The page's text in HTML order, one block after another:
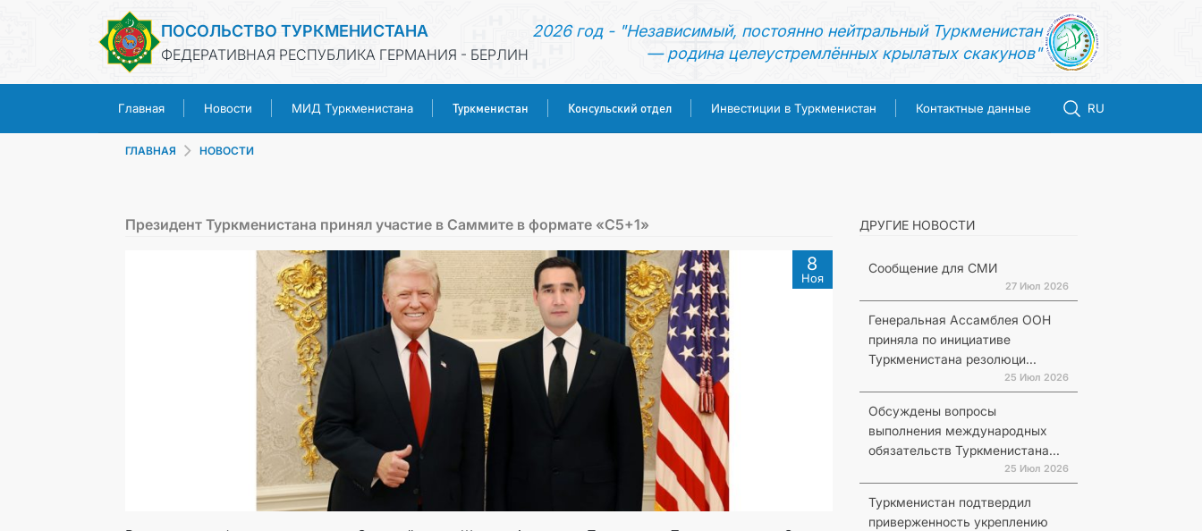
ПОСОЛЬСТВО ТУРКМЕНИСТАНА
ФЕДЕРАТИВНАЯ РЕСПУБЛИКА ГЕРМАНИЯ - БЕРЛИН
2026 год - "Независимый, постоянно нейтральный Туркменистан
— родина целеустремлённых крылатых скакунов"
Главная Новости МИД Туркменистана Туркменистан Консульский отдел Инвестиции в Туркменистан Контактные данные RU
МИД ТУРКМЕНИСТАНА
ТУРКМЕНИСТАН
КОНСУЛЬСКИЙ ОТДЕЛ
ИНВЕСТИЦИИ В ТУРКМЕНИСТАН
КОНТАКТНЫЕ ДАННЫЕ
ГЛАВНАЯ НОВОСТИ
Президент Туркменистана принял участие в Саммите в формате «C5+1»
8
Ноя
ДРУГИЕ НОВОСТИ
Сообщение для СМИ
27 Июл 2026
Генеральная Ассамблея ООН
приняла по инициативе
Туркменистана резолюци...
25 Июл 2026
Обсуждены вопросы
выполнения международных
обязательств Туркменистана...
25 Июл 2026
Туркменистан подтвердил
приверженность укреплению